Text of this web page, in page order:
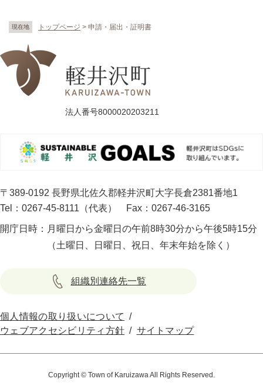
現在地 トップページ > 申請・届出・証明書
法人番号8000020203211
〒389-0192 長野県北佐久郡軽井沢町大字長倉2381番地1
Tel：0267-45-8111（代表）
Fax：0267-46-3165
開庁日時： 月曜日から金曜日の午前8時30分から午後5時15分
（土曜日、日曜日、祝日、年末年始を除く）
組織別連絡先一覧
個人情報の取り扱いについて
ウェブアクセシビリティ方針
サイトマップ
Copyright © Town of Karuizawa All Rights Reserved.